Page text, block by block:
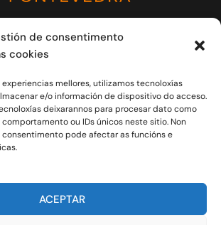
de consentimento
cookies
experiencias mellores, utilizamos tecnoloxías
e/o información de dispositivo do acceso.
deixarannos para procesar dato como
ou IDs únicos neste sitio. Non
pode afectar as funcións e
ACEPTAR
laborais de 20.30h a 21.30h.